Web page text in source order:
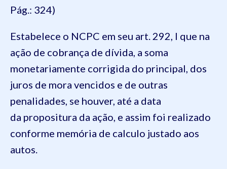
Pág.: 324)
Estabelece o NCPC em seu art. 292, I que na
ação de cobrança de dívida, a soma
monetariamente corrigida do principal, dos
juros de mora vencidos e de outras
penalidades, se houver, até a data
da propositura da ação, e assim foi realizado
conforme memória de calculo justado aos
autos.